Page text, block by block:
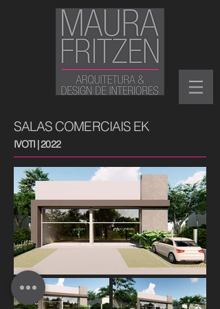
SALAS COMERCIAIS EK
IVOTI | 2022